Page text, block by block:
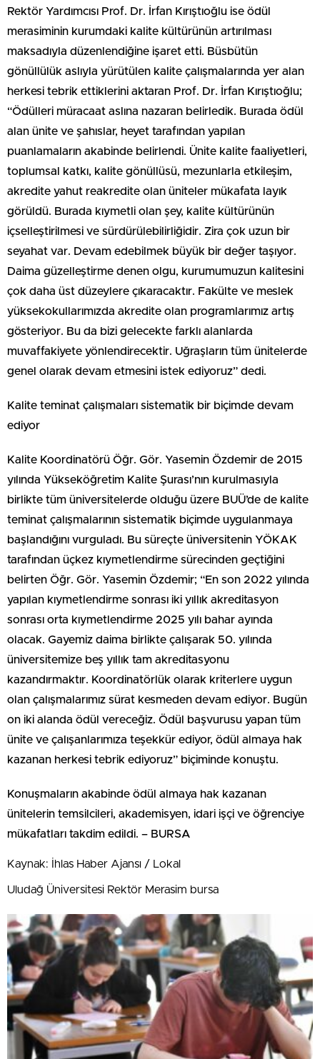
Rektör Yardımcısı Prof. Dr. İrfan Kırıştıoğlu ise ödül
merasiminin kurumdaki kalite kültürünün artırılması
maksadıyla düzenlendiğine işaret etti. Büsbütün
gönüllülük aslıyla yürütülen kalite çalışmalarında yer alan
herkesi tebrik ettiklerini aktaran Prof. Dr. İrfan Kırıştıoğlu;
“Ödülleri müracaat aslına nazaran belirledik. Burada ödül
alan ünite ve şahıslar, heyet tarafından yapılan
puanlamaların akabinde belirlendi. Ünite kalite faaliyetleri,
toplumsal katkı, kalite gönüllüsü, mezunlarla etkileşim,
akredite yahut reakredite olan üniteler mükafata layık
görüldü. Burada kıymetli olan şey, kalite kültürünün
içselleştirilmesi ve sürdürülebilirliğidir. Zira çok uzun bir
seyahat var. Devam edebilmek büyük bir değer taşıyor.
Daima güzelleştirme denen olgu, kurumumuzun kalitesini
çok daha üst düzeylere çıkaracaktır. Fakülte ve meslek
yüksekokullarımızda akredite olan programlarımız artış
gösteriyor. Bu da bizi gelecekte farklı alanlarda
muvaffakiyete yönlendirecektir. Uğraşların tüm ünitelerde
genel olarak devam etmesini istek ediyoruz” dedi.
Kalite teminat çalışmaları sistematik bir biçimde devam
ediyor
Kalite Koordinatörü Öğr. Gör. Yasemin Özdemir de 2015
yılında Yükseköğretim Kalite Şurası’nın kurulmasıyla
birlikte tüm üniversitelerde olduğu üzere BUÜ’de de kalite
teminat çalışmalarının sistematik biçimde uygulanmaya
başlandığını vurguladı. Bu süreçte üniversitenin YÖKAK
tarafından üçkez kıymetlendirme sürecinden geçtiğini
belirten Öğr. Gör. Yasemin Özdemir; “En son 2022 yılında
yapılan kıymetlendirme sonrası iki yıllık akreditasyon
sonrası orta kıymetlendirme 2025 yılı bahar ayında
olacak. Gayemiz daima birlikte çalışarak 50. yılında
üniversitemize beş yıllık tam akreditasyonu
kazandırmaktır. Koordinatörlük olarak kriterlere uygun
olan çalışmalarımız sürat kesmeden devam ediyor. Bugün
on iki alanda ödül vereceğiz. Ödül başvurusu yapan tüm
ünite ve çalışanlarımıza teşekkür ediyor, ödül almaya hak
kazanan herkesi tebrik ediyoruz” biçiminde konuştu.
Konuşmaların akabinde ödül almaya hak kazanan
ünitelerin temsilcileri, akademisyen, idari işçi ve öğrenciye
mükafatları takdim edildi. – BURSA
Kaynak: İhlas Haber Ajansı / Lokal
Uludağ Üniversitesi Rektör Merasim bursa